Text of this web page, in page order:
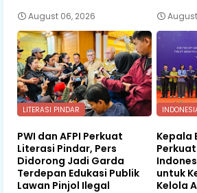
August 06, 2026
LITERASI PINDAR
PWI dan AFPI Perkuat
Literasi Pindar, Pers
Didorong Jadi Garda
Terdepan Edukasi Publik
Lawan Pinjol Ilegal
Kepala
untuk
Kelola